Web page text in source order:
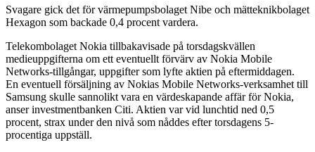
Svagare gick det för värmepumpsbolaget Nibe och mätteknikbolaget
Hexagon som backade 0,4 procent vardera.
Telekombolaget Nokia tillbakavisade på torsdagskvällen
medieuppgifterna om ett eventuellt förvärv av Nokia Mobile
Networks-tillgångar, uppgifter som lyfte aktien på eftermiddagen.
En eventuell försäljning av Nokias Mobile Networks-verksamhet till
Samsung skulle sannolikt vara en värdeskapande affär för Nokia,
anser investmentbanken Citi. Aktien var vid lunchtid ned 0,5
procent, strax under den nivå som nåddes efter torsdagens 5-
procentiga uppställ.